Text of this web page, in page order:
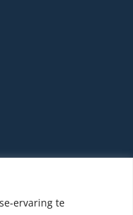
ervaring te